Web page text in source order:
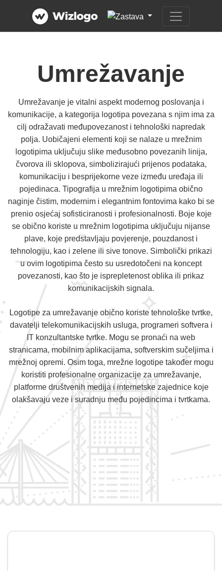
Umrežavanje
Umrežavanje je vitalni aspekt modernog poslovanja i
komunikacije, a kategorija logotipa povezana s njim ima za
cilj odražavati međupovezanost i tehnološki napredak
polja. Uobičajeni elementi koji se nalaze u mrežnim
logotipima uključuju slike međusobno povezanih linija,
čvorova ili sklopova, simbolizirajući prijenos podataka,
komunikaciju i besprijekorne veze između uređaja ili
pojedinaca. Tipografija u mrežnim logotipima obično
naginje čistim, modernim i elegantnim fontovima kako bi se
prenio osjećaj sofisticiranosti i profesionalnosti. Boje koje
se obično koriste u mrežnim logotipima uključuju nijanse
plave, koje predstavljaju povjerenje, pouzdanost i
tehnologiju, kao i zelene ili sive tonove. Simbolički prikazi
u ovim logotipima često su usredotočeni na koncept
povezanosti, kao što je isprepletenost oblika ili prikaz
komunikacijskih signala.
Logotipe za umrežavanje obično koriste tehnološke tvrtke,
davatelji telekomunikacijskih usluga, programeri softvera i
IT konzultantske tvrtke. Mogu se pronaći na web
stranicama, mobilnim aplikacijama, softverskim sučeljima i
mrežnoj opremi. Osim toga, mrežne logotipe također mogu
koristiti profesionalne organizacije za umrežavanje,
platforme društvenih medija i internetske zajednice koje
olakšavaju veze i suradnju među pojedincima i tvrtkama.